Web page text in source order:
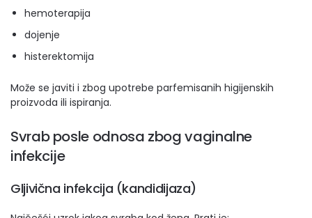
hemoterapija
dojenje
histerektomija
Može se javiti i zbog upotrebe parfemisanih higijenskih
proizvoda ili ispiranja.
Svrab posle odnosa zbog vaginalne
infekcije
Gljivična infekcija (kandidijaza)